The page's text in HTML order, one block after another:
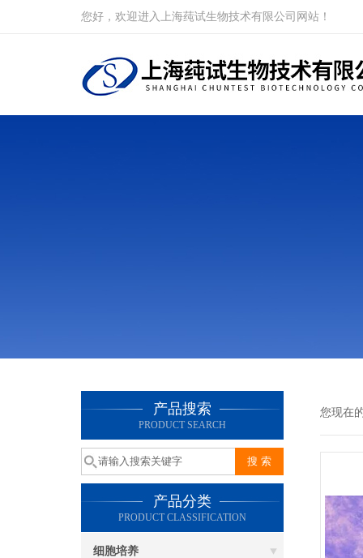
您好，欢迎进入上海莼试生物技术有限公司网站！
产品搜索
PRODUCT SEARCH
产品分类
PRODUCT CLASSIFICATION
细胞培养
您现在